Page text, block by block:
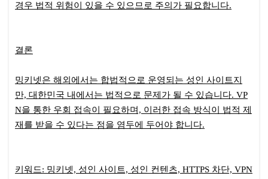
경우 법적 위험이 있을 수 있으므로 주의가 필요합니다.
결론
밍키넷은 해외에서는 합법적으로 운영되는 성인 사이트지
만, 대한민국 내에서는 법적으로 문제가 될 수 있습니다. VP
N을 통한 우회 접속이 필요하며, 이러한 접속 방식이 법적 제
재를 받을 수 있다는 점을 염두에 두어야 합니다.
키워드: 밍키넷, 성인 사이트, 성인 컨텐츠, HTTPS 차단, VPN